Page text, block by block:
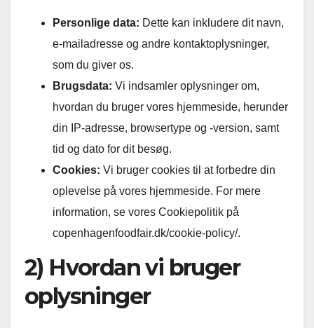
Personlige data: Dette kan inkludere dit navn,
e-mailadresse og andre kontaktoplysninger,
som du giver os.
Brugsdata: Vi indsamler oplysninger om,
hvordan du bruger vores hjemmeside, herunder
din IP-adresse, browsertype og -version, samt
tid og dato for dit besøg.
Cookies: Vi bruger cookies til at forbedre din
oplevelse på vores hjemmeside. For mere
information, se vores Cookiepolitik på
copenhagenfoodfair.dk/cookie-policy/.
2) Hvordan vi bruger
oplysninger